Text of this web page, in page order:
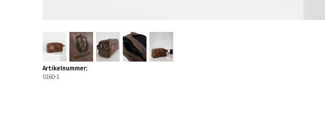
Artikelnummer:
0160-1